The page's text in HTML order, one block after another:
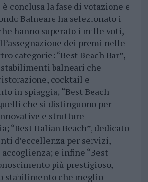
è conclusa la fase di votazione e
Balneare ha selezionato i
hanno superato i mille voti,
dei premi nelle
categorie: “Best Beach Bar”,
balneari che
cocktail e
in spiaggia; “Best Beach
che si distinguono per
e strutture
“Best Italian Beach”, dedicato
d’eccellenza per servizi,
e infine “Best
più prestigioso,
stabilimento che meglio